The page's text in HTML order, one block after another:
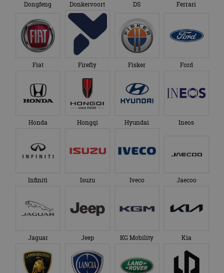
Dongfeng Donkervoort DS Ferrari
Fiat Firefly Fisker Ford
Honda Hongqi Hyundai Ineos
Infiniti Isuzu Iveco Jaecoo
Jaguar Jeep KG Mobility Kia